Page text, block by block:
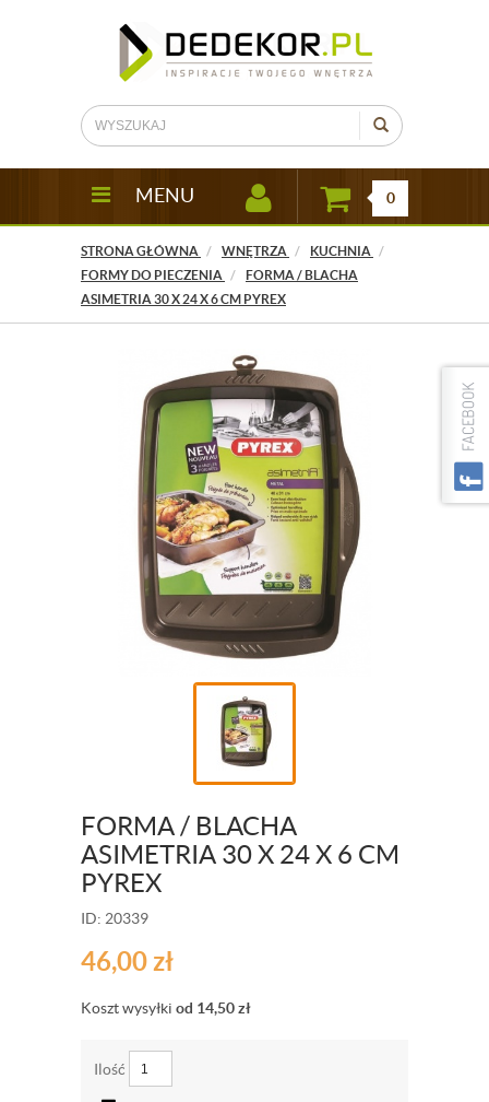
MENU 0
STRONA GŁÓWNA WNĘTRZA
KUCHNIA
FORMY DO PIECZENIA
FORMA / BLACHA
ASIMETRIA 30 X 24 X 6 CM PYREX
FORMA / BLACHA
ASIMETRIA 30 X 24 X 6 CM
PYREX
ID: 20339
46,00zł
Koszt wysyłki od 14,50zł
Ilość